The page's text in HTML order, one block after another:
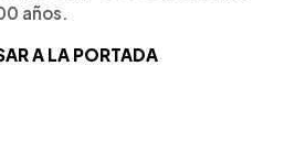
años.
A LA PORTADA